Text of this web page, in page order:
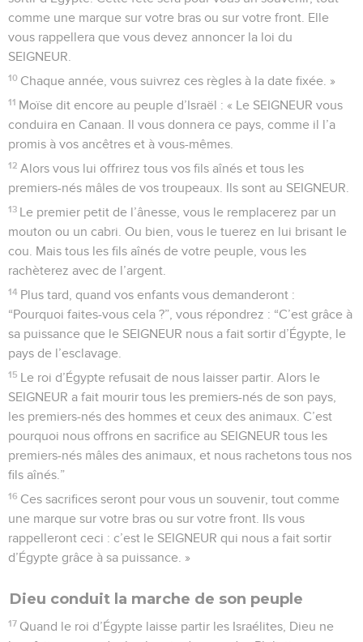
comme une marque sur votre bras ou sur votre front. Elle
vous rappellera que vous devez annoncer la loi du
SEIGNEUR.
10 Chaque année, vous suivrez ces règles à la date fixée. »
11 Moïse dit encore au peuple d’Israël : « Le SEIGNEUR vous
conduira en Canaan. Il vous donnera ce pays, comme il l’a
promis à vos ancêtres et à vous-mêmes.
12 Alors vous lui offrirez tous vos fils aînés et tous les
premiers-nés mâles de vos troupeaux. Ils sont au SEIGNEUR.
13 Le premier petit de l’ânesse, vous le remplacerez par un
mouton ou un cabri. Ou bien, vous le tuerez en lui brisant le
cou. Mais tous les fils aînés de votre peuple, vous les
rachèterez avec de l’argent.
14 Plus tard, quand vos enfants vous demanderont :
“Pourquoi faites-vous cela ?”, vous répondrez : “C’est grâce à
sa puissance que le SEIGNEUR nous a fait sortir d’Égypte, le
pays de l’esclavage.
15 Le roi d’Égypte refusait de nous laisser partir. Alors le
SEIGNEUR a fait mourir tous les premiers-nés de son pays,
les premiers-nés des hommes et ceux des animaux. C’est
pourquoi nous offrons en sacrifice au SEIGNEUR tous les
premiers-nés mâles des animaux, et nous rachetons tous nos
fils aînés.”
16 Ces sacrifices seront pour vous un souvenir, tout comme
une marque sur votre bras ou sur votre front. Ils vous
rappelleront ceci : c’est le SEIGNEUR qui nous a fait sortir
d’Égypte grâce à sa puissance. »
Dieu conduit la marche de son peuple
17 Quand le roi d’Égypte laisse partir les Israélites, Dieu ne